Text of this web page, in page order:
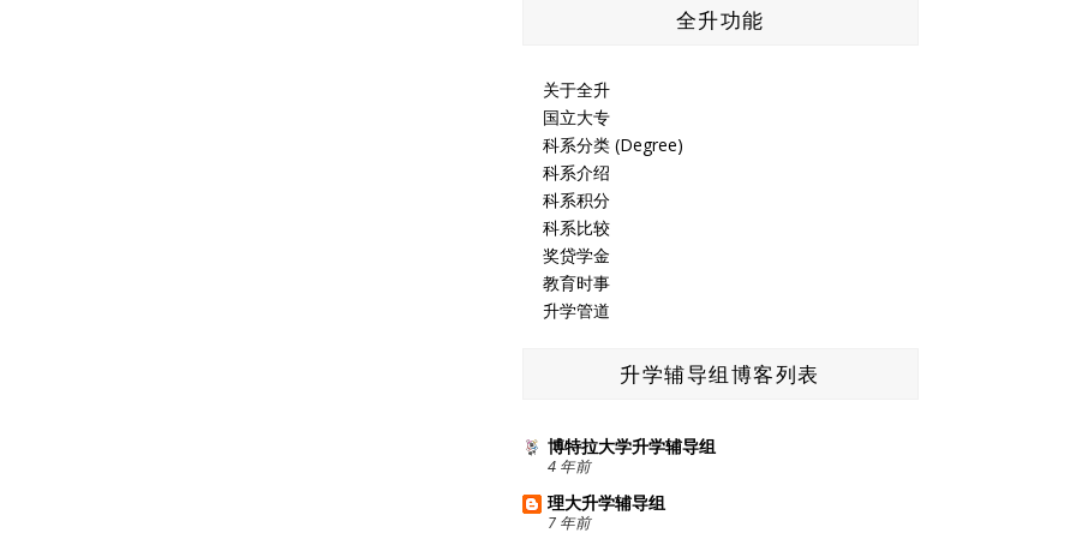
全升功能
关于全升
国立大专
科系分类 (Degree)
科系介绍
科系积分
科系比较
奖贷学金
教育时事
升学管道
升学辅导组博客列表
博特拉大学升学辅导组
4 年前
理大升学辅导组
7 年前